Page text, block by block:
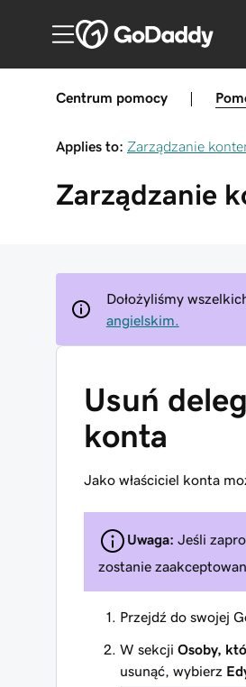
Centrum pomocy
Applies to: Zarządzanie
Zarządzanie
Dołożyliśmy
angielskim.
Usuń
konta
Jako właściciel konta
Uwaga: Jeśli
zostanie
Przejdź do swojej
W sekcji Osoby,
usunąć, wybierz